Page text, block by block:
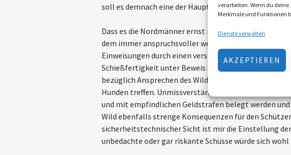
verarbeiten. Wenn du
Merkmale und Funktionen
Dienste verwalten
AKZEPTIEREN
soll es demnach eine der Hauptanforderungen bei
Dass es die Nordmänner ernst meinen, zeigt das
dem immer anspruchsvoller werdende Filmsequenzen
Einweisungen durch einen versierten Schießtrainer
Schießfertigkeit unter Beweis stellen, sondern auch
bezüglich Ansprechen des Wildes, Kugelfangsituation
Hunden treffen. Unmissverständlich macht man uns
und mit empfindlichen Geldstrafen belegt werden
Wild ebenfalls strenge Konsequenzen für den
sicherheitstechnischer Sicht ist mir die Einstellung
unbedachte oder gar riskante Schüsse würde sich